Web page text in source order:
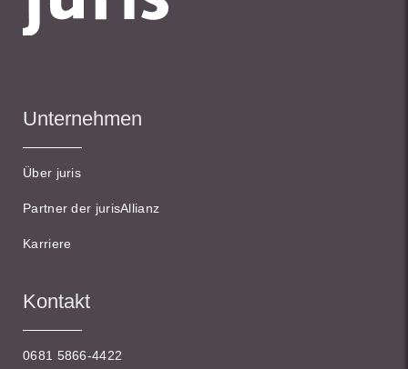
Unternehmen
Über juris
Partner der jurisAllianz
Karriere
Kontakt
0681 5866-4422